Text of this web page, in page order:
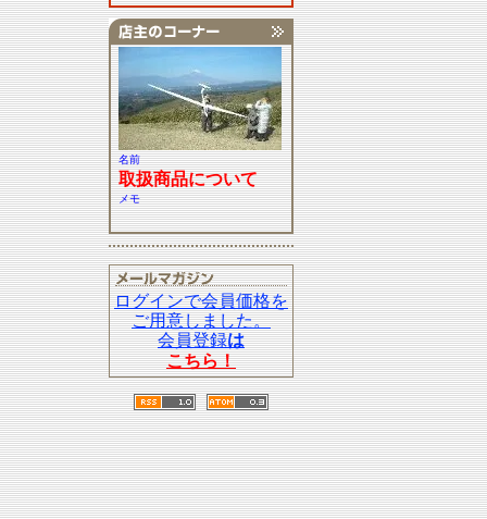
名前
取扱商品について
メモ
ログインで会員価格を
ご用意しました。
会員登録は
こちら！